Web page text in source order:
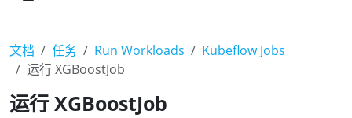
文档 任务 Run Workloads
Kubeflow Jobs
运行 XGBoostJob
运行 XGBoostJob